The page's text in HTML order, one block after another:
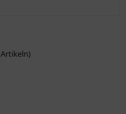
Artikeln)